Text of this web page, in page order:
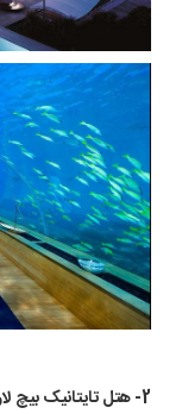
2- هتل تایتانیک بیچ لارا